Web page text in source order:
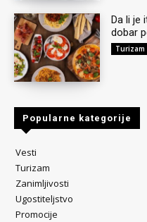
Da li je
dobar
Turizam
Popularne kategorije
Vesti
Turizam
Zanimljivosti
Ugostiteljstvo
Promocije